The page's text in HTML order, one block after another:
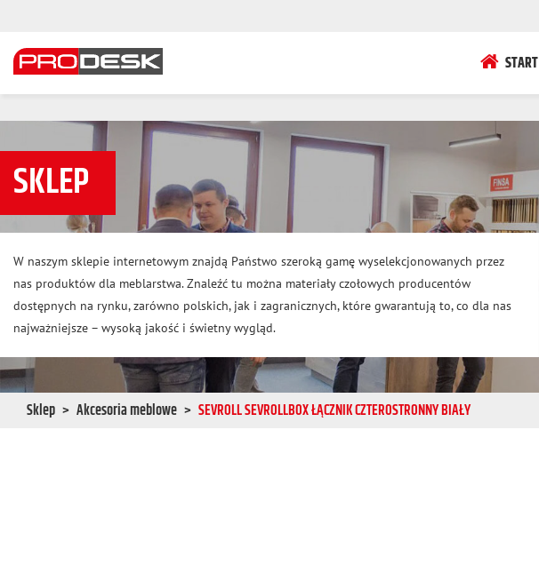
START
SKLEP
W naszym sklepie internetowym znajdą Państwo szeroką gamę wyselekcjonowanych przez
nas produktów dla meblarstwa. Znaleźć tu można materiały czołowych producentów
dostępnych na rynku, zarówno polskich, jak i zagranicznych, które gwarantują to, co dla nas
najważniejsze – wysoką jakość i świetny wygląd.
Sklep Akcesoria meblowe SEVROLL SEVROLLBOX ŁĄCZNIK CZTEROSTRONNY BIAŁY